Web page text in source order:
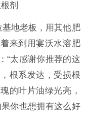
剂
地老板，用其他肥
来到用宴沃水溶肥
“太感谢你推荐的这
根系发达，受损根
的叶片油绿光亮，
果你也想拥有这么好